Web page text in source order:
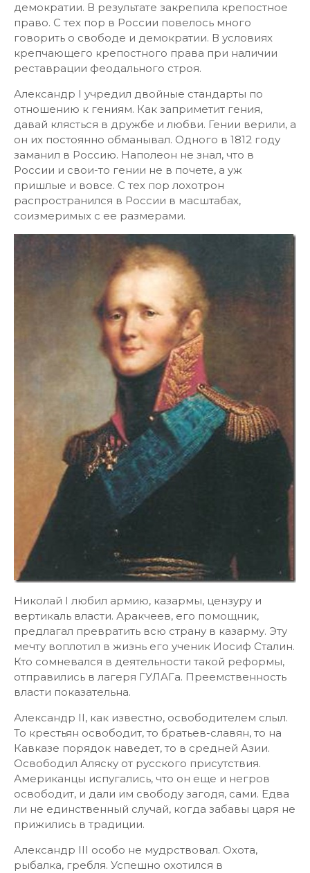
демократии. В результате закрепила крепостное
право. С тех пор в России повелось много
говорить о свободе и демократии. В условиях
крепчающего крепостного права при наличии
реставрации феодального строя.
Александр I учредил двойные стандарты по
отношению к гениям. Как заприметит гения,
давай клясться в дружбе и любви. Гении верили, а
он их постоянно обманывал. Одного в 1812 году
заманил в Россию. Наполеон не знал, что в
России и свои-то гении не в почете, а уж
пришлые и вовсе. С тех пор лохотрон
распространился в России в масштабах,
соизмеримых с ее размерами.
Николай I любил армию, казармы, цензуру и
вертикаль власти. Аракчеев, его помощник,
предлагал превратить всю страну в казарму. Эту
мечту воплотил в жизнь его ученик Иосиф Сталин.
Кто сомневался в деятельности такой реформы,
отправились в лагеря ГУЛАГа. Преемственность
власти показательна.
Александр II, как известно, освободителем слыл.
То крестьян освободит, то братьев-славян, то на
Кавказе порядок наведет, то в средней Азии.
Освободил Аляску от русского присутствия.
Американцы испугались, что он еще и негров
освободит, и дали им свободу загодя, сами. Едва
ли не единственный случай, когда забавы царя не
прижились в традиции.
Александр III особо не мудрствовал. Охота,
рыбалка, гребля. Успешно охотился в